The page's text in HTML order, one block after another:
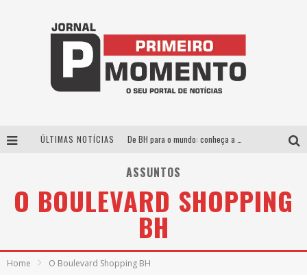
ÚLTIMAS NOTÍCIAS
Exposição “Habitante – Registros de um Bolinho pela Cidade”, de Raquel Bolinho, ocupa a PQNA Galeria Pedro Moraleida, no Palácio das Artes
ASSUNTOS
O BOULEVARD SHOPPING
BH
Home O Boulevard Shopping BH